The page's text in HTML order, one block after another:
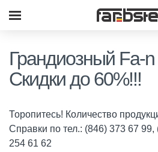
Грандиозный Fa-n
Скидки до 60%!!!
Торопитесь! Количество
Справки по тел.: (846) 373 67
254 61 62